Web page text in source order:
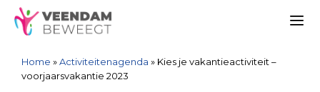
Ga
naar
inhoud
Spring
naar
navigatie
Sitemap
Ga
naar
inhoud
Home »Activiteitenagenda » Kies je vakantieactiviteit –
voorjaarsvakantie 2023